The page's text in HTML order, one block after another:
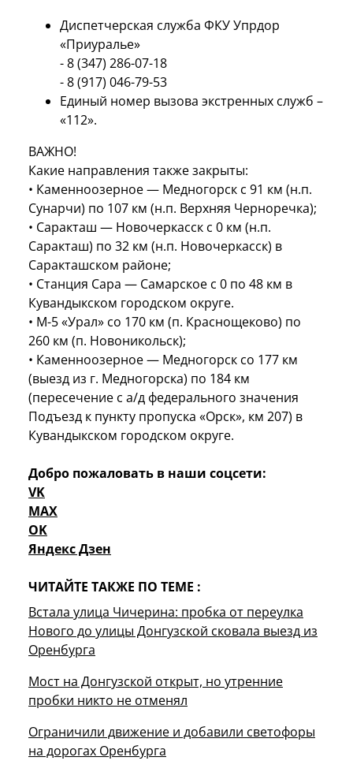
Диспетчерская служба ФКУ Упрдор
«Приуралье»
- 8 (347) 286-07-18
- 8 (917) 046-79-53
Единый номер вызова экстренных служб –
«112».
ВАЖНО!
Какие направления также закрыты:
• Каменноозерное — Медногорск с 91 км (н.п.
Сунарчи) по 107 км (н.п. Верхняя Черноречка);
• Саракташ — Новочеркасск с 0 км (н.п.
Саракташ) по 32 км (н.п. Новочеркасск) в
Саракташском районе;
• Станция Сара — Самарское с 0 по 48 км в
Кувандыкском городском округе.
• М-5 «Урал» со 170 км (п. Краснощеково) по
260 км (п. Новоникольск);
• Каменноозерное — Медногорск со 177 км
(выезд из г. Медногорска) по 184 км
(пересечение с а/д федерального значения
Подъезд к пункту пропуска «Орск», км 207) в
Кувандыкском городском округе.
Добро пожаловать в наши соцсети:
VK
MAX
OK
Яндекс Дзен
ЧИТАЙТЕ ТАКЖЕ ПО ТЕМЕ :
Встала улица Чичерина: пробка от переулка
Нового до улицы Донгузской сковала выезд из
Оренбурга
Мост на Донгузской открыт, но утренние
пробки никто не отменял
Ограничили движение и добавили светофоры
на дорогах Оренбурга